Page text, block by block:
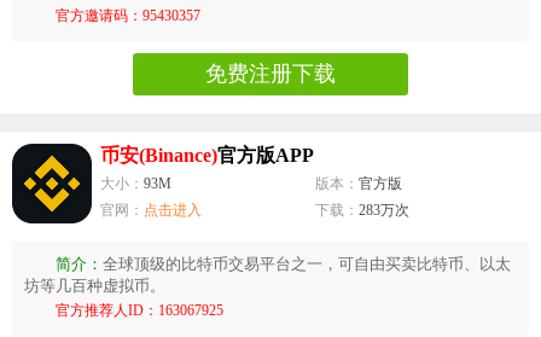
官方邀请码：95430357
免费注册下载
币安(Binance)官方版APP
大小： 93M 版本： 官方版
官网： 点击进入 下载： 283万次
简介： 全球顶级的比特币交易平台之一，可自由买卖比特币、以太
坊等几百种虚拟币。
官方推荐人ID：163067925